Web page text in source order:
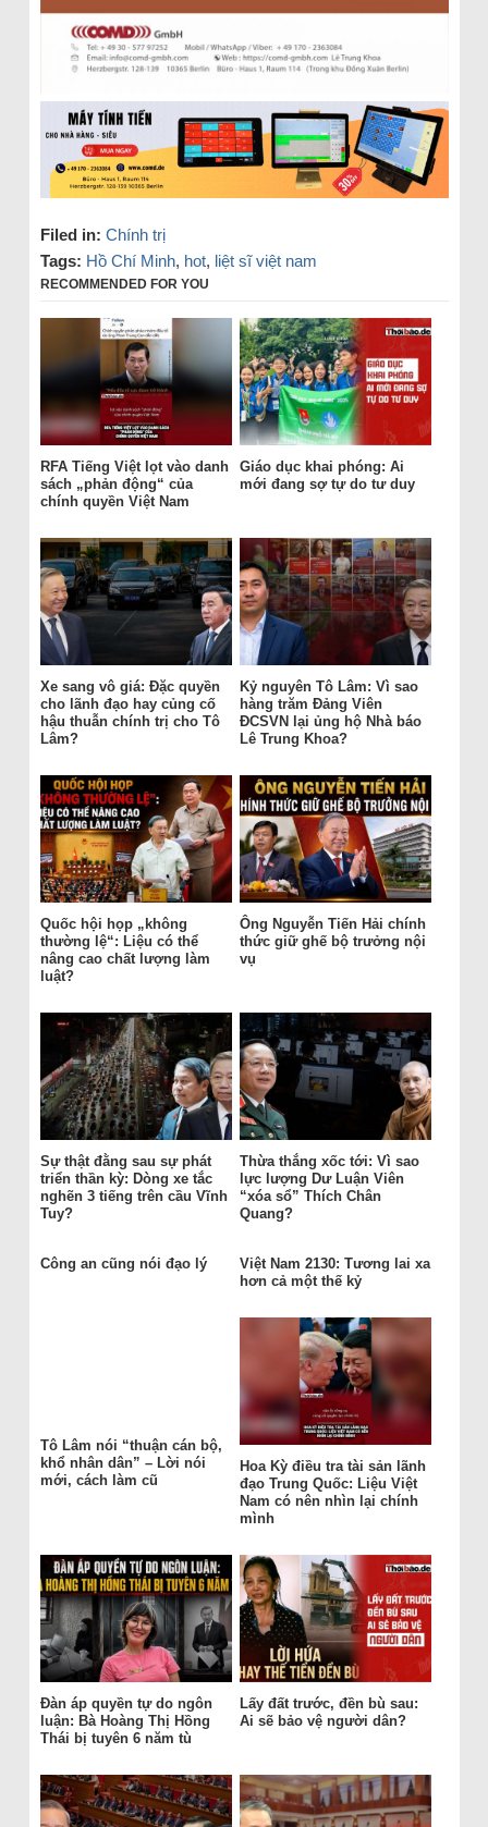
Filed in: Chính trị
Tags: Hồ Chí Minh, hot, liệt sĩ việt nam
RECOMMENDED FOR YOU
RFA Tiếng Việt lọt vào danh
sách „phản động“ của
chính quyền Việt Nam
Giáo dục khai phóng: Ai
mới đang sợ tự do tư duy
Xe sang vô giá: Đặc quyền
cho lãnh đạo hay củng cố
hậu thuẫn chính trị cho Tô
Lâm?
Kỷ nguyên Tô Lâm: Vì sao
hàng trăm Đảng Viên
ĐCSVN lại ủng hộ Nhà báo
Lê Trung Khoa?
Quốc hội họp „không
thường lệ“: Liệu có thể
nâng cao chất lượng làm
luật?
Ông Nguyễn Tiến Hải chính
thức giữ ghế bộ trưởng nội
vụ
Sự thật đằng sau sự phát
triển thần kỳ: Dòng xe tắc
nghẽn 3 tiếng trên cầu Vĩnh
Tuy?
Thừa thắng xốc tới: Vì sao
lực lượng Dư Luận Viên
“xóa sổ” Thích Chân
Quang?
Công an cũng nói đạo lý
Việt Nam 2130: Tương lai xa
hơn cả một thế kỷ
Tô Lâm nói “thuận cán bộ,
khổ nhân dân” – Lời nói
mới, cách làm cũ
Hoa Kỳ điều tra tài sản lãnh
đạo Trung Quốc: Liệu Việt
Nam có nên nhìn lại chính
mình
Đàn áp quyền tự do ngôn
luận: Bà Hoàng Thị Hồng
Thái bị tuyên 6 năm tù
Lấy đất trước, đền bù sau:
Ai sẽ bảo vệ người dân?